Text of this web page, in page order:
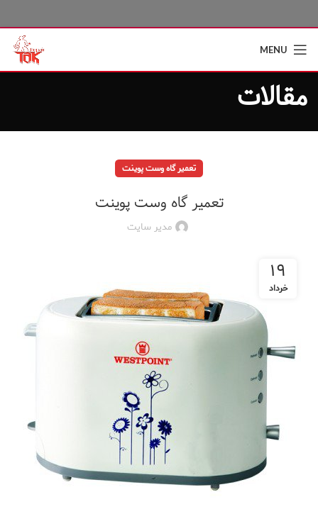
MENU
مقالات
تعمیر گاه وست پوینت
تعمیر گاه وست پوینت
مدیر سایت
۱۹
خرداد